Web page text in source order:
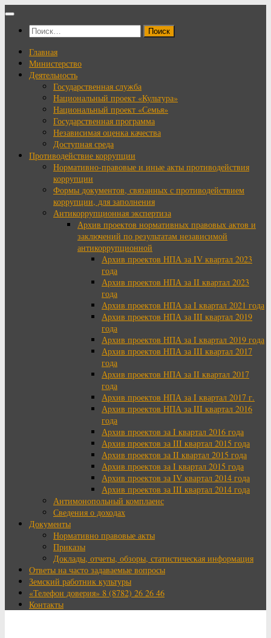
Перейти
содержимому
Найти:
Главная
Министерство
Деятельность
Государственная служба
Национальный проект «Культура»
Национальный проект «Семья»
Государственная программа
Независимая оценка качества
Доступная среда
Противодействие коррупции
Нормативно-правовые и иные акты противодействия
коррупции
Формы документов, связанных с противодействием
коррупции, для заполнения
Антикоррупционная экспертиза
Архив проектов нормативных правовых актов и
заключений по результатам независимой
антикоррупционной
Архив проектов НПА за IV квартал 2023
года
Архив проектов НПА за II квартал 2023
года
Архив проектов НПА за I квартал 2021 года
Архив проектов НПА за III квартал 2019
года
Архив проектов НПА за I квартал 2019 года
Архив проектов НПА за III квартал 2017
года
Архив проектов НПА за II квартал 2017
года
Архив проектов НПА за I квартал 2017 г.
Архив проектов НПА за III квартал 2016
года
Архив проектов за I квартал 2016 года
Архив проектов за III квартал 2015 года
Архив проектов за II квартал 2015 года
Архив проектов за I квартал 2015 года
Архив проектов за IV квартал 2014 года
Архив проектов за III квартал 2014 года
Антимонопольный комплаенс
Сведения о доходах
Документы
Нормативно правовые акты
Приказы
Доклады, отчеты, обзоры, статистическая информация
Ответы на часто задаваемые вопросы
Земский работник культуры
«Телефон доверия» 8 (8782) 26 26 46
Контакты